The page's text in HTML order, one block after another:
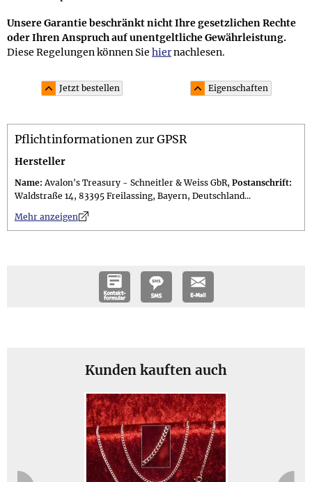
Unsere Garantie beschränkt nicht Ihre gesetzlichen Rechte
oder Ihren Anspruch auf unentgeltliche Gewährleistung.
Diese Regelungen können Sie hiernachlesen.
Jetzt bestellen Eigenschaften
Material: goldfarbenes Metall
Lieferumfang: in 6,5 x 4,5 cm großer schwarzer
Größe und Gewicht
Federring hat einen Durchmesser von ca. 5 mm; für Ösen
mit einem Durchmesser ab 3 mm geeignet
Gewicht: Gewicht des Schmucks 5 g
Pflichtinformationen zur GPSR
Hersteller
Name: Avalon's Treasury - Schneitler & Weiss GbR, Postanschrift:
Waldstraße 14, 83395 Freilassing, Bayern, Deutschland...
Mehr anzeigenn
Kunden kauften auch